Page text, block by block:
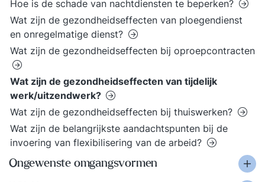
Hoe is de schade van nachtdiensten te beperken?
Wat zijn de gezondheidseffecten van ploegendienst
en onregelmatige dienst?
Wat zijn de gezondheidseffecten bij oproepcontracten
Wat zijn de gezondheidseffecten van tijdelijk
werk/uitzendwerk?
Wat zijn de gezondheidseffecten bij thuiswerken?
Wat zijn de belangrijkste aandachtspunten bij de
invoering van flexibilisering van de arbeid?
Ongewenste omgangsvormen